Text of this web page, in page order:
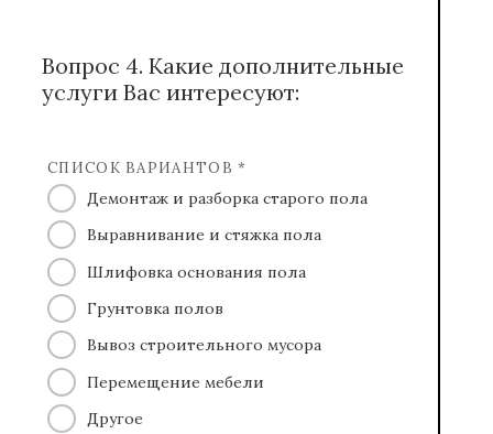
Вопрос 4. Какие дополнительные
услуги Вас интересуют:
СПИСОК ВАРИАНТОВ *
Демонтаж и разборка старого пола
Выравнивание и стяжка пола
Шлифовка основания пола
Грунтовка полов
Вывоз строительного мусора
Перемещение мебели
Другое